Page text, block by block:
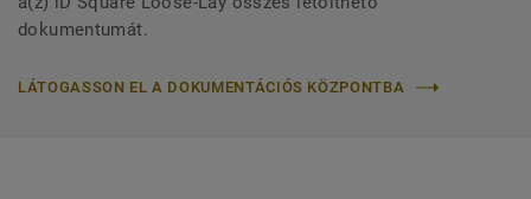
dokumentumát.
LÁTOGASSON EL A DOKUMENTÁCIÓS KÖZPONTBA